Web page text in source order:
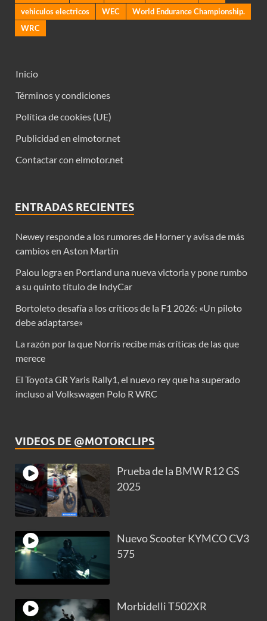
vehiculos electricos
WEC
World Endurance Championship.
WRC
Inicio
Términos y condiciones
Política de cookies (UE)
Publicidad en elmotor.net
Contactar con elmotor.net
ENTRADAS RECIENTES
Newey responde a los rumores de Horner y avisa de más
cambios en Aston Martin
Palou logra en Portland una nueva victoria y pone rumbo
a su quinto título de IndyCar
Bortoleto desafía a los críticos de la F1 2026: «Un piloto
debe adaptarse»
La razón por la que Norris recibe más críticas de las que
merece
El Toyota GR Yaris Rally1, el nuevo rey que ha superado
incluso al Volkswagen Polo R WRC
VIDEOS DE @MOTORCLIPS
Prueba de la BMW R12 GS
2025
Nuevo Scooter KYMCO CV3
575
Morbidelli T502XR